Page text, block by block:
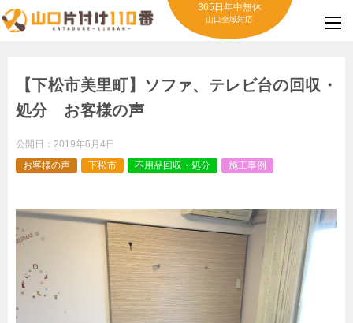
365日年中無休
山口全域対応
【下松市美里町】ソファ、テレビ台の回収・
処分 お客様の声
公開日： 2019年6月4日
お客様の声
下松市 不用品回収・処分 施工事例